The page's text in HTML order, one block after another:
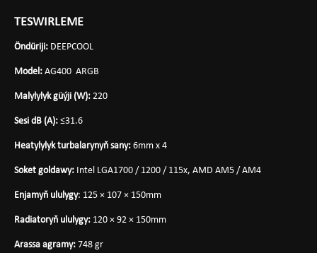
TESWIRLEME
Öndüriji: DEEPCOOL
Model: AG400 ARGB
Malylylyk güýji (W): 220
Sesi dB (A): ≤31.6
Heatylylyk turbalarynyň sany: 6mm x 4
Soket goldawy: Intel LGA1700 / 1200 / 115x, AMD AM5 / AM4
Enjamyň ululygy: 125 × 107 × 150mm
Radiatoryň ululygy: 120 × 92 × 150mm
Arassa agramy: 748 gr